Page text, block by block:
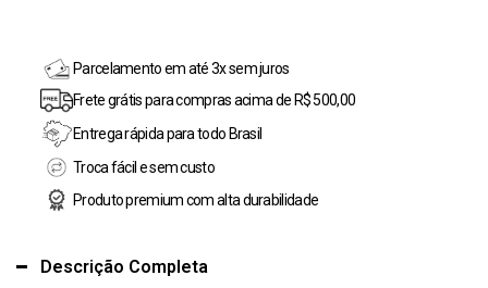
Parcelamento em até 3x sem juros
Frete grátis para compras acima de R$ 500,00
Entrega rápida para todo Brasil
Troca fácil e sem custo
Produto premium com alta durabilidade
Descrição Completa